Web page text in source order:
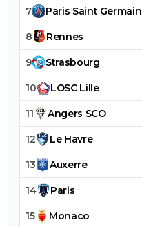
7 Paris Saint Germain
8 Rennes
9 Strasbourg
10 LOSC Lille
11 Angers SCO
12 Le Havre
13 Auxerre
14 Paris
15 Monaco